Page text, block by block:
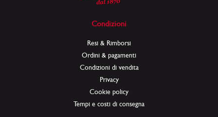
Condizioni
Resi & Rimborsi
Ordini & pagamenti
Condizioni di vendita
Privacy
Cookie policy
Tempi e costi di consegna